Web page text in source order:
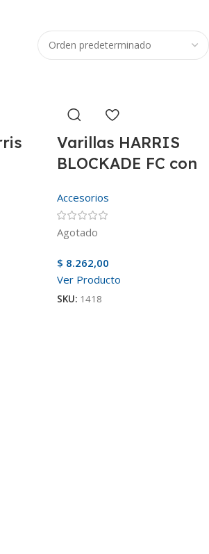
Varillas HARRIS
BLOCKADE FC con
Accesorios
Agotado
$ 8.262,00
Ver Producto
SKU: 1418